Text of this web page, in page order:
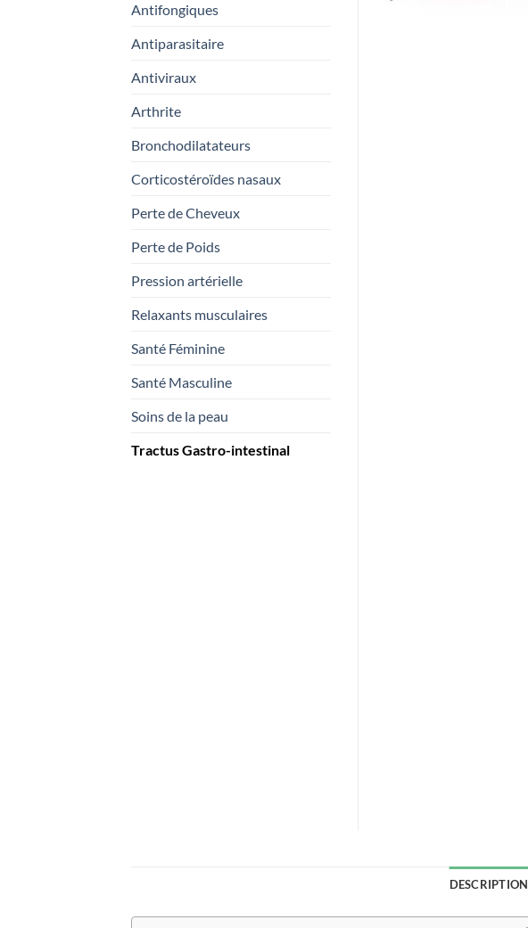
Antifongiques
Antiparasitaire
Antiviraux
Arthrite
Bronchodilatateurs
Corticostéroïdes nasaux
Perte de Cheveux
Perte de Poids
Pression artérielle
Relaxants musculaires
Santé Féminine
Santé Masculine
Soins de la peau
Tractus Gastro-intestinal
DESCRIPTION